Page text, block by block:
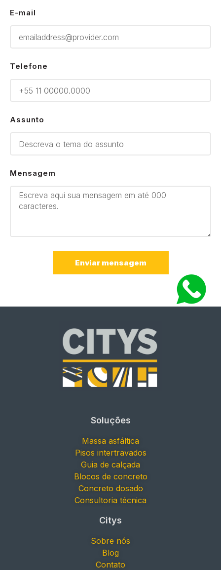
E-mail
Telefone
Assunto
Mensagem
Enviar mensagem
Soluções
Massa asfáltica
Pisos intertravados
Guia de calçada
Blocos de concreto
Concreto dosado
Consultoria técnica
Citys
Sobre nós
Blog
Contato